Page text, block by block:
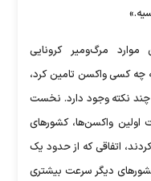
مرگ‌ومیر کرونایی
چه کسی واکسن تامین کرد،
نکته وجود دارد. نخست
اولین واکسن‌ها، کشور‌های
اتفاقی که از حدود یک
دیگر سرعت بیشتری